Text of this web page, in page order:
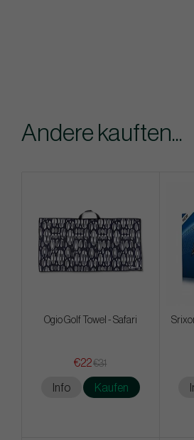
Andere kauften...
Ogio Golf Towel - Safari
€22€31
Info Kaufen